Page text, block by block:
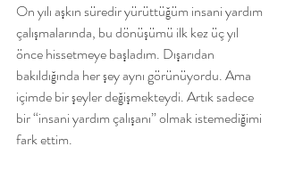
On yılı aşkın süredir yürüttüğüm insani yardım
çalışmalarında, bu dönüşümü ilk kez üç yıl
önce hissetmeye başladım. Dışarıdan
bakıldığında her şey aynı görünüyordu. Ama
içimde bir şeyler değişmekteydi. Artık sadece
bir “insani yardım çalışanı” olmak istemediğimi
fark ettim.